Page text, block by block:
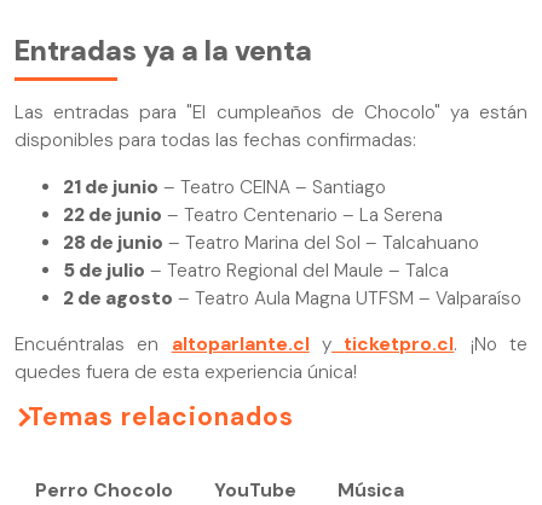
Entradas ya a la venta
Las entradas para "El cumpleaños de Chocolo" ya están
disponibles para todas las fechas confirmadas:
21 de junio – Teatro CEINA – Santiago
22 de junio – Teatro Centenario – La Serena
28 de junio – Teatro Marina del Sol – Talcahuano
5 de julio – Teatro Regional del Maule – Talca
2 de agosto – Teatro Aula Magna UTFSM – Valparaíso
Encuéntralas en altoparlante.cly ticketpro.cl. ¡No te
quedes fuera de esta experiencia única!
Temas relacionados
Perro Chocolo YouTube Música